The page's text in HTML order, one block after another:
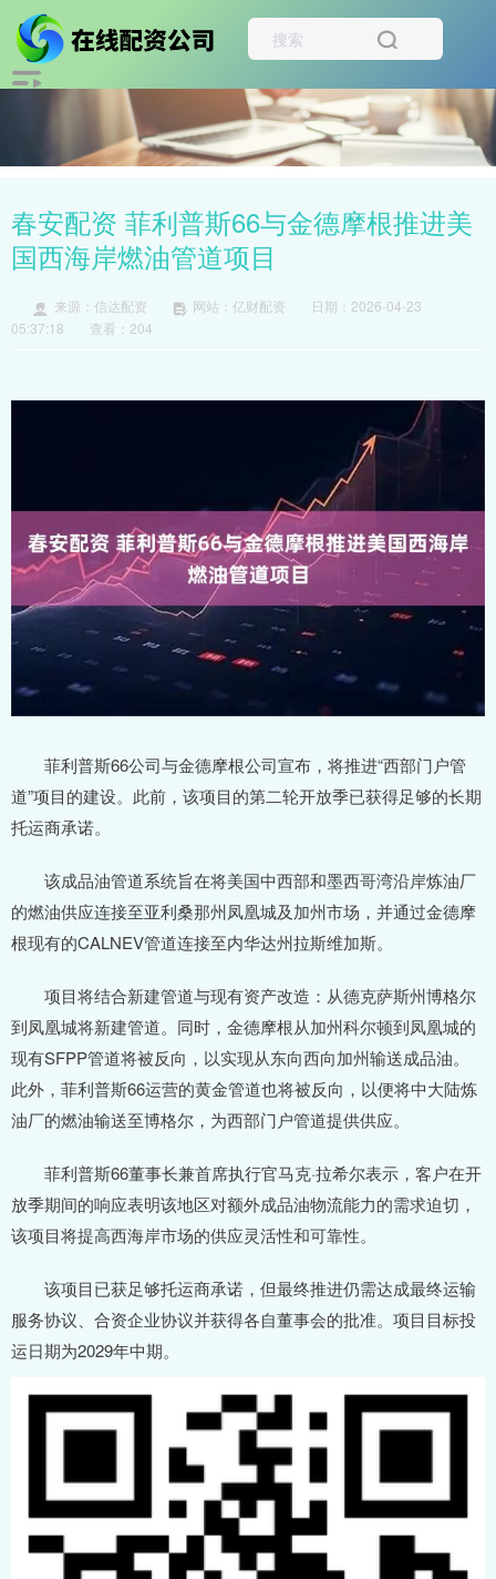
春安配资 菲利普斯66与金德摩根推进美
国西海岸燃油管道项目
来源：信达配资 网站：亿财配资
日期：2026-04-23
05:37:18
查看：204
菲利普斯66公司与金德摩根公司宣布，将推进“西部门户管
道”项目的建设。此前，该项目的第二轮开放季已获得足够的长期
托运商承诺。
该成品油管道系统旨在将美国中西部和墨西哥湾沿岸炼油厂
的燃油供应连接至亚利桑那州凤凰城及加州市场，并通过金德摩
根现有的CALNEV管道连接至内华达州拉斯维加斯。
项目将结合新建管道与现有资产改造：从德克萨斯州博格尔
到凤凰城将新建管道。同时，金德摩根从加州科尔顿到凤凰城的
现有SFPP管道将被反向，以实现从东向西向加州输送成品油。
此外，菲利普斯66运营的黄金管道也将被反向，以便将中大陆炼
油厂的燃油输送至博格尔，为西部门户管道提供供应。
菲利普斯66董事长兼首席执行官马克·拉希尔表示，客户在开
放季期间的响应表明该地区对额外成品油物流能力的需求迫切，
该项目将提高西海岸市场的供应灵活性和可靠性。
该项目已获足够托运商承诺，但最终推进仍需达成最终运输
服务协议、合资企业协议并获得各自董事会的批准。项目目标投
运日期为2029年中期。